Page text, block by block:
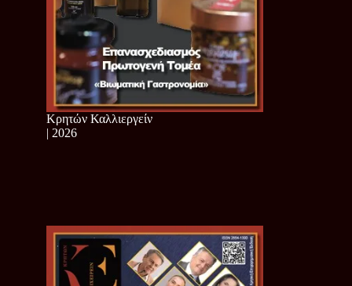
Κρητών Καλλιεργείν
| 2026